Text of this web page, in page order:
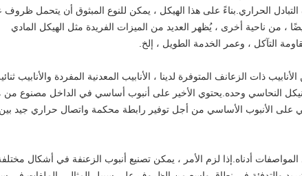
التبادل الحراري.بناءً على هذا الهيكل ، يمكن للنوع المبثوق أن يتحمل
، من ناحية أخرى ، يُظهر العديد من الميزات الفريدة مثل الهيكل المادي
التآكل ، وعمر الخدمة الطويل ، إلخ.
ذات الزعانف المتوفرة لدينا ، الأنابيب المعدنية المفردة والأنابيب
النحاسي وحده.يحتوي الأخير على أنبوب أساسي في الداخل مصنوع من
على الأنبوب الأساسي من أجل توفير رابطة محكمة واتصال حراري جيد بين
أدناه.إذا لزم الأمر ، يمكن تصنيع أنبوب الزعنفة في أشكال